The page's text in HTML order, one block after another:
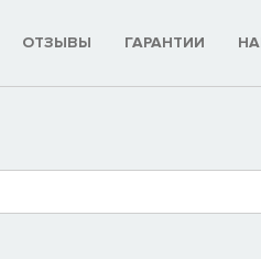
ОТЗЫВЫ ГАРАНТИИ